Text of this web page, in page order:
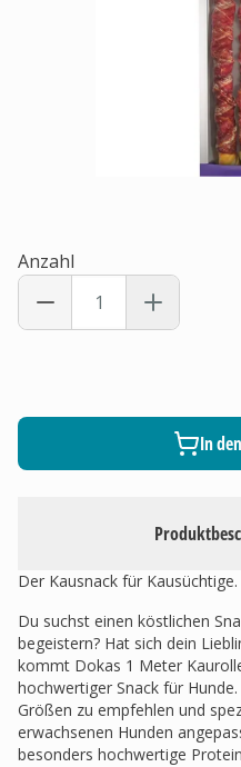
Der Kausnack für Kausüchtige.
Du suchst einen köstlichen
begeistern? Hat sich dein
kommt Dokas 1 Meter
hochwertiger Snack für
Größen zu empfehlen und
erwachsenen Hunden
besonders hochwertige
Anzahl
In